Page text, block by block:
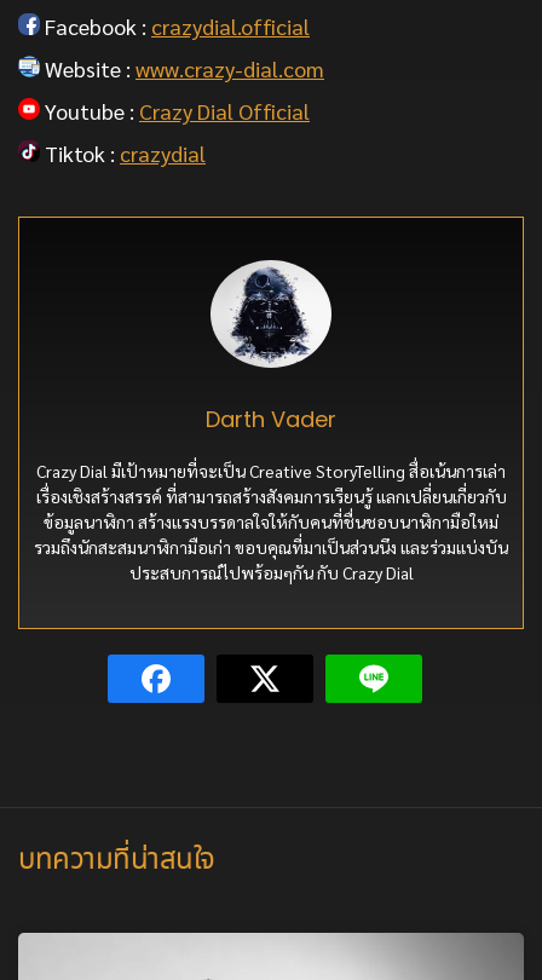
Facebook : crazydial.official
Website : www.crazy-dial.com
Youtube : Crazy Dial Official
Tiktok : crazydial
Darth Vader
Crazy Dial มีเป้าหมายที่จะเป็น Creative StoryTelling สื่อเน้นการเล่า
เรื่องเชิงสร้างสรรค์ ที่สามารถสร้างสังคมการเรียนรู้ แลกเปลี่ยนเกี่ยวกับ
ข้อมูลนาฬิกา สร้างแรงบรรดาลใจให้กับคนที่ชื่นชอบนาฬิกามือใหม่
รวมถึงนักสะสมนาฬิกามือเก่า ขอบคุณที่มาเป็นส่วนนึง และร่วมแบ่งบัน
ประสบการณ์ไปพร้อมๆกัน กับ Crazy Dial
บทความที่น่าสนใจ